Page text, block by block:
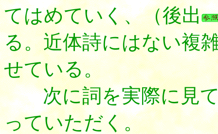
てはめていく、（後出
る。近体詩にはない複
せている。
次に詞を実際に見て
っていただく。